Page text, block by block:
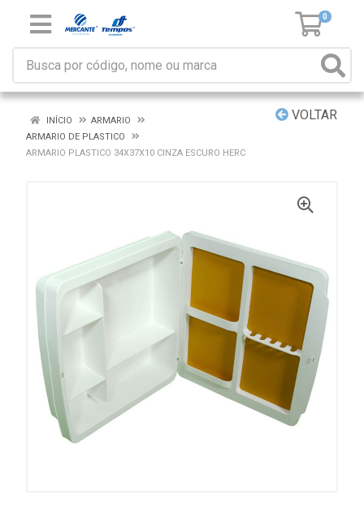
0
VOLTAR
INÍCIO
ARMARIO
ARMARIO DE PLASTICO
ARMARIO PLASTICO 34X37X10 CINZA ESCURO HERC